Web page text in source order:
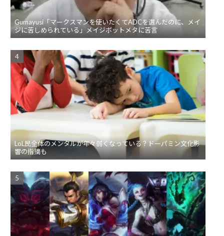
Gumayusi「マークスマンを使いたくてADCを選んだのに、メイ
ジに苦しめられている」メイジボットメタに苦言
LoL民全体のメンタルが年々弱くなっている？ドーパミン文化影
響の指摘も